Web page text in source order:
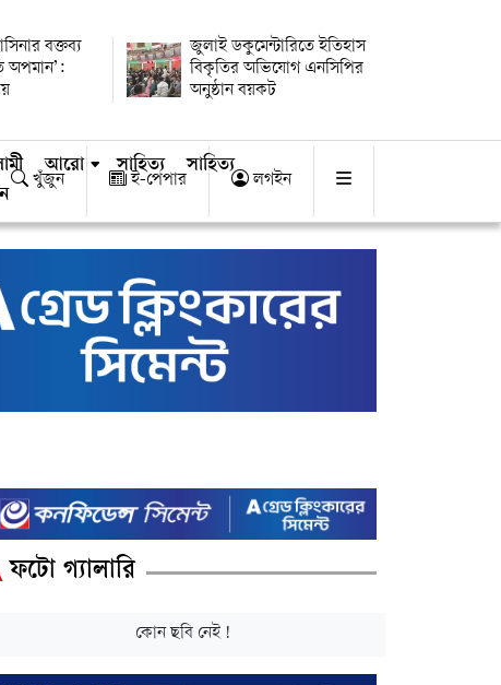
বক্তব্য
অপমান’:
জুলাই ডকুমেন্টারিতে ইতিহাস
বিকৃতির অভিযোগ এনসিপির
অনুষ্ঠান বয়কট
আরো সাহিত্য সাহিত্য
খুঁজুন ই-পেপার লগইন
ফটো গ্যালারি
কোন ছবি নেই !